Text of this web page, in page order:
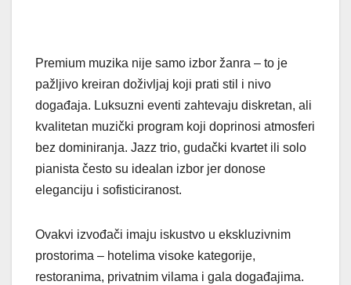
Premium muzika nije samo izbor žanra – to je
pažljivo kreiran doživljaj koji prati stil i nivo
događaja. Luksuzni eventi zahtevaju diskretan, ali
kvalitetan muzički program koji doprinosi atmosferi
bez dominiranja. Jazz trio, gudački kvartet ili solo
pianista često su idealan izbor jer donose
eleganciju i sofisticiranost.
Ovakvi izvođači imaju iskustvo u ekskluzivnim
prostorima – hotelima visoke kategorije,
restoranima, privatnim vilama i gala događajima.